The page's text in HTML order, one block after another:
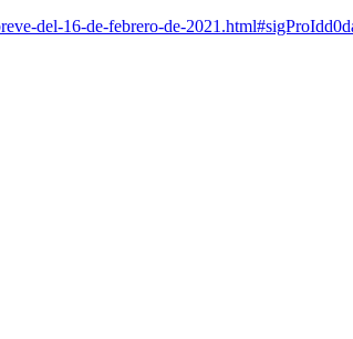
del-16-de-febrero-de-